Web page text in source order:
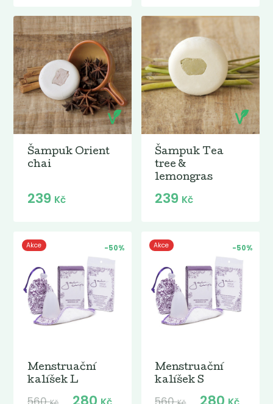
Šampuk Orient
chai
239 Kč
Šampuk Tea
tree &
lemongras
239 Kč
Akce -50%
Menstruační
kalíšek L
Akce -50%
Menstruační
kalíšek S